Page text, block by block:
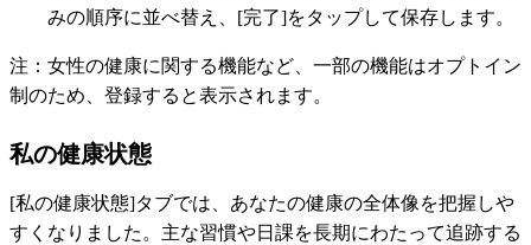
みの順序に並べ替え、[完了]をタップして保存します。
注：女性の健康に関する機能など、一部の機能はオプトイン
制のため、登録すると表示されます。
私の健康状態
[私の健康状態]タブでは、あなたの健康の全体像を把握しや
すくなりました。主な習慣や日課を長期にわたって追跡する